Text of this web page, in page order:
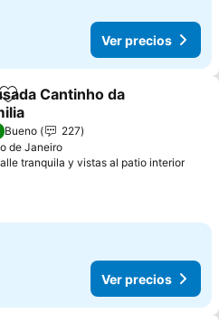
Ver precios
Agregar a favoritos
Cantinho da
precios
Bueno
227
de Janeiro
tranquila y vistas al patio interiorVer
Ver precios